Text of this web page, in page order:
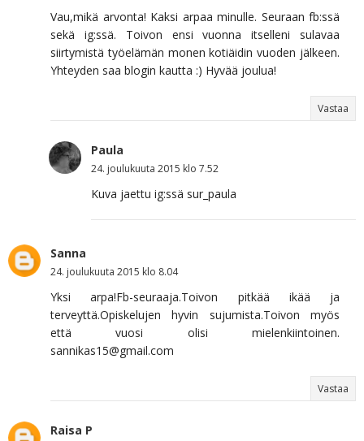
Vau,mikä arvonta! Kaksi arpaa minulle. Seuraan fb:ssä
sekä ig:ssä. Toivon ensi vuonna itselleni sulavaa
siirtymistä työelämän monen kotiäidin vuoden jälkeen.
Yhteyden saa blogin kautta :) Hyvää joulua!
Vastaa
Paula
24. joulukuuta 2015 klo 7.52
Kuva jaettu ig:ssä sur_paula
Sanna
24. joulukuuta 2015 klo 8.04
Yksi arpa!Fb-seuraaja.Toivon pitkää ikää ja
terveyttä.Opiskelujen hyvin sujumista.Toivon myös
että vuosi olisi mielenkiintoinen.
sannikas15@gmail.com
Vastaa
Raisa P